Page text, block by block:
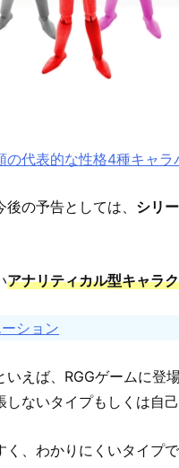
の代表的な性格4種キャ
の予告としては、 シリ
アナリティカル型キャラ
ション
えば、RGGゲームに登
ないタイプもしくは自己
、わかりにくいタイプで